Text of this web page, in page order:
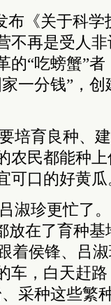
布《关于科
不再是受人
的“吃螃蟹”
一分钱”，
培育良种、
农民都能种
可口的好黄瓜
淑珍更忙了
放在了育种
着侯锋、吕
车，白天赶
采种这些繁